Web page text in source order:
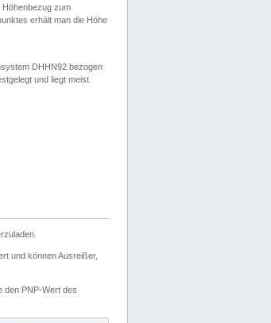
zum
erhält man die Höhe
DHHN92 bezogen
und liegt meist
und können Ausreißer,
den PNP-Wert des